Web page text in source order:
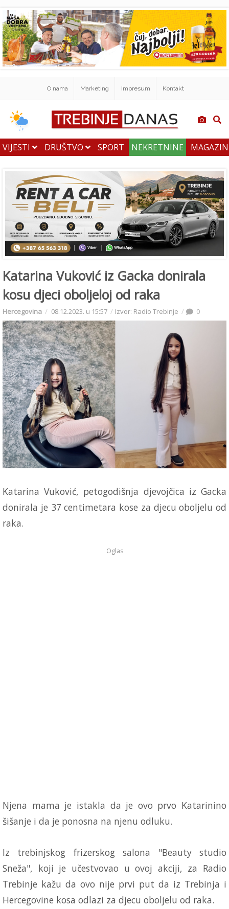
O nama Marketing Impresum Kontakt
VIJESTI DRUŠTVO SPORT NEKRETNINE
Katarina Vuković iz Gacka donirala
kosu djeci oboljeloj od raka
Hercegovina 08.12.2023. u 15:57 Izvor: Radio Trebinje 0
Katarina Vuković, petogodišnja djevojčica iz Gacka
donirala je 37 centimetara kose za djecu oboljelu od
raka.
Oglas
Njena mama je istakla da je ovo prvo Katarinino
šišanje i da je ponosna na njenu odluku.
Iz trebinjskog frizerskog salona "Beauty studio
Sneža", koji je učestvovao u ovoj akciji, za Radio
Trebinje kažu da ovo nije prvi put da iz Trebinja i
Hercegovine kosa odlazi za djecu oboljelu od raka.